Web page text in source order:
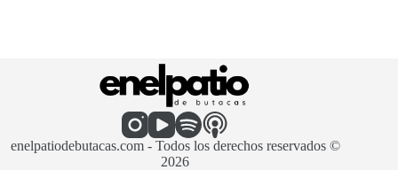
enelpatiodebutacas.com - Todos los derechos reservados ©
2026